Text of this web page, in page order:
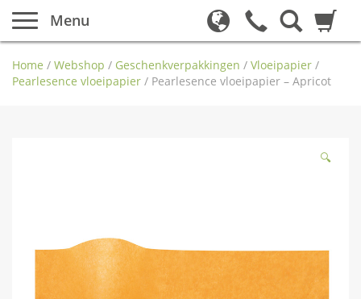
Menu
Home / Webshop / Geschenkverpakkingen / Vloeipapier /
Pearlesence vloeipapier / Pearlesence vloeipapier – Apricot
🔍